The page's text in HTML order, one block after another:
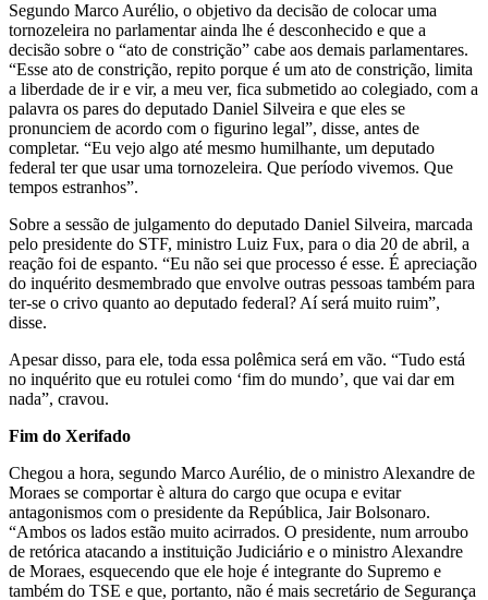
Segundo Marco Aurélio, o objetivo da decisão de colocar uma
tornozeleira no parlamentar ainda lhe é desconhecido e que a
decisão sobre o “ato de constrição” cabe aos demais parlamentares.
“Esse ato de constrição, repito porque é um ato de constrição, limita
a liberdade de ir e vir, a meu ver, fica submetido ao colegiado, com a
palavra os pares do deputado Daniel Silveira e que eles se
pronunciem de acordo com o figurino legal”, disse, antes de
completar. “Eu vejo algo até mesmo humilhante, um deputado
federal ter que usar uma tornozeleira. Que período vivemos. Que
tempos estranhos”.
Sobre a sessão de julgamento do deputado Daniel Silveira, marcada
pelo presidente do STF, ministro Luiz Fux, para o dia 20 de abril, a
reação foi de espanto. “Eu não sei que processo é esse. É apreciação
do inquérito desmembrado que envolve outras pessoas também para
ter-se o crivo quanto ao deputado federal? Aí será muito ruim”,
disse.
Apesar disso, para ele, toda essa polêmica será em vão. “Tudo está
no inquérito que eu rotulei como ‘fim do mundo’, que vai dar em
nada”, cravou.
Fim do Xerifado
Chegou a hora, segundo Marco Aurélio, de o ministro Alexandre de
Moraes se comportar è altura do cargo que ocupa e evitar
antagonismos com o presidente da República, Jair Bolsonaro.
“Ambos os lados estão muito acirrados. O presidente, num arroubo
de retórica atacando a instituição Judiciário e o ministro Alexandre
de Moraes, esquecendo que ele hoje é integrante do Supremo e
também do TSE e que, portanto, não é mais secretário de Segurança